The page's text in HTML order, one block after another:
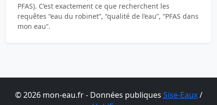
PFAS). C’est exactement ce que recherchent les
requêtes “eau du robinet”, “qualité de l’eau”, “PFAS dans
mon eau”.
© 2026 mon-eau.fr - Données publiques Sise-Eaux/